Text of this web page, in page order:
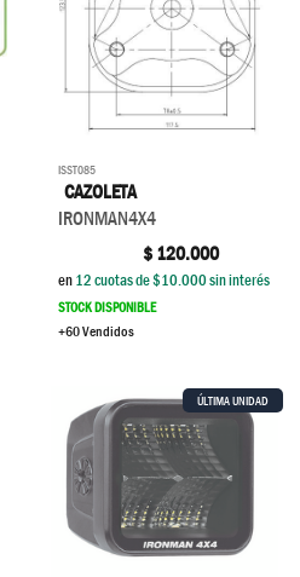
ISST085
CAZOLETA
IRONMAN4X4
$120.000
en12cuotas de $10.000sin interés
STOCK DISPONIBLE
+60 Vendidos
ÚLTIMA UNIDAD